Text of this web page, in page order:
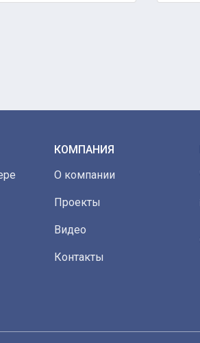
КОМПАНИЯ
О компании
Проекты
Видео
Контакты